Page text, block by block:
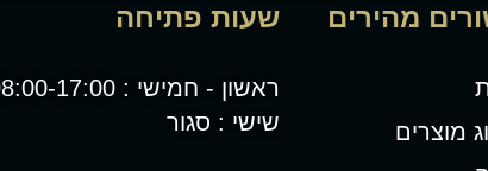
מהירים
מוצרים
שעות פתיחה
ראשון - חמישי : 08:00-17:00
שישי : סגור